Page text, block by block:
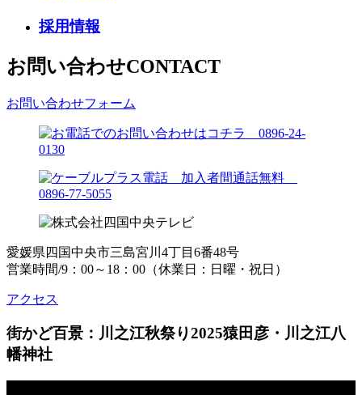
採用情報
お問い合わせCONTACT
お問い合わせフォーム
愛媛県四国中央市三島宮川4丁目6番48号
営業時間/9：00～18：00（休業日：日曜・祝日）
アクセス
街かど百景：川之江秋祭り2025猿田彦・川之江八
幡神社